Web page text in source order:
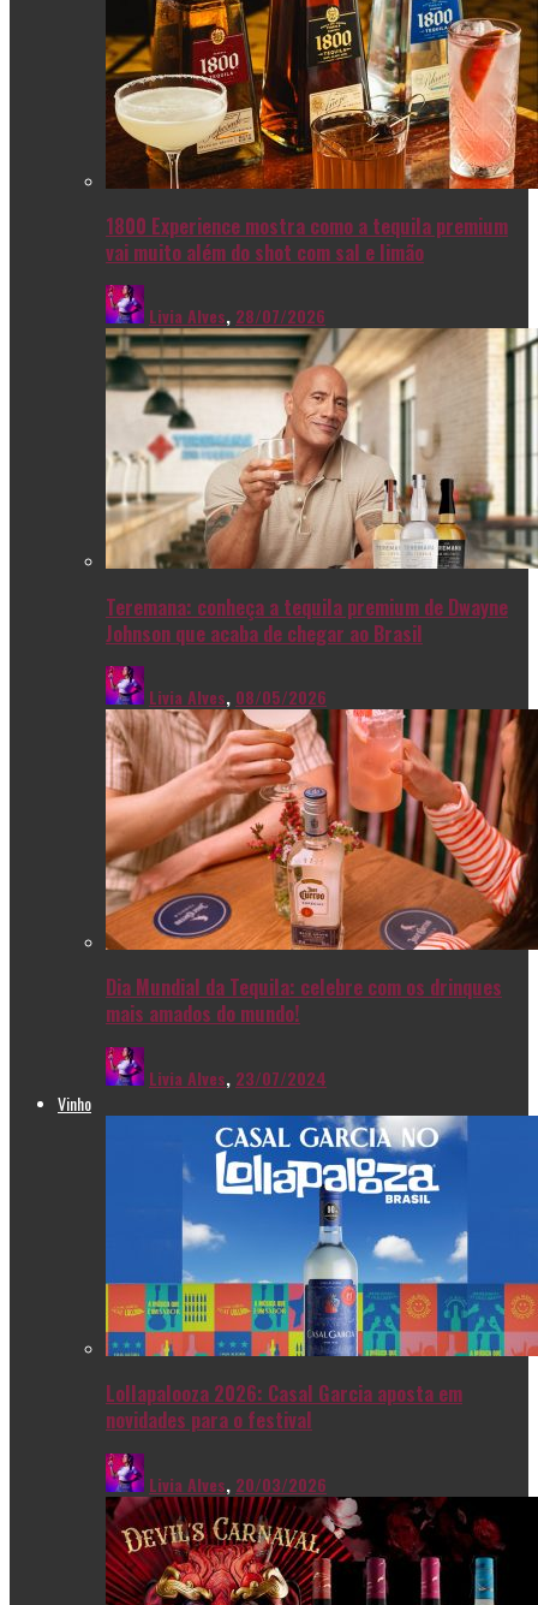
1800 Experience mostra como a tequila premium
vai muito além do shot com sal e limão
Livia Alves, 28/07/2026
Teremana: conheça a tequila premium de Dwayne
Johnson que acaba de chegar ao Brasil
Livia Alves, 08/05/2026
Dia Mundial da Tequila: celebre com os drinques
mais amados do mundo!
Livia Alves, 23/07/2024
Vinho
Lollapalooza 2026: Casal Garcia aposta em
novidades para o festival
Livia Alves, 20/03/2026